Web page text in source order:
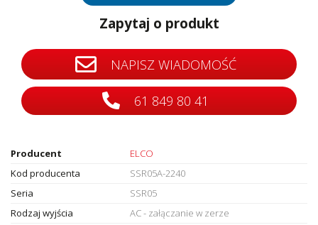
Zapytaj o produkt
NAPISZ WIADOMOŚĆ
61 849 80 41
Producent
ELCO
Kod producenta
SSR05A-2240
Seria
SSR05
Rodzaj wyjścia
AC - załączanie w zerze